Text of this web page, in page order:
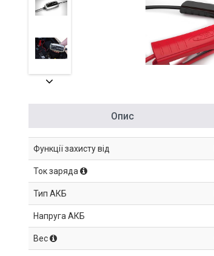
Опис
Функції захисту від
Ток заряда
Тип АКБ
Напруга АКБ
Вес